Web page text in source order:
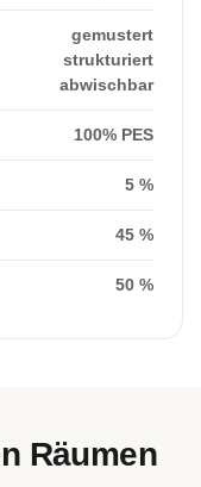
gemustert
strukturiert
abwischbar
100% PES
5 %
45 %
50 %
Räumen